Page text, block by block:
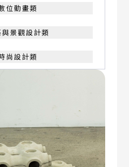
位動畫類
景觀設計類
尚設計類